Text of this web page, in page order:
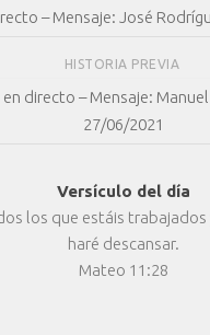
– Mensaje: José
HISTORIA PREVIA
directo – Mensaje:
27/06/2021
Versículo del día
los que estáis trabajados
haré descansar.
Mateo 11:28